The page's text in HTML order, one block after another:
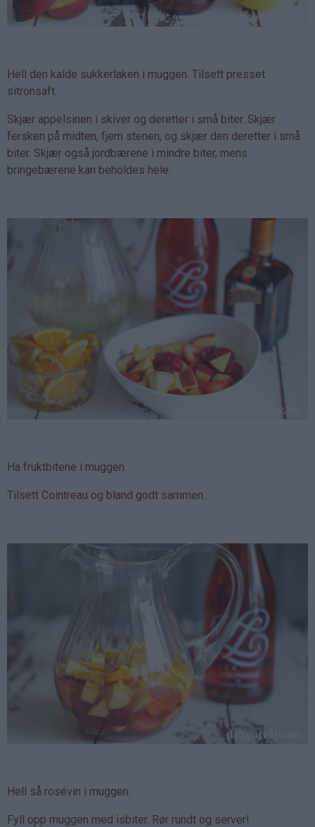
Hell den kalde sukkerlaken i muggen. Tilsett presset
sitronsaft.
Skjær appelsinen i skiver og deretter i små biter. Skjær
fersken på midten, fjern stenen, og skjær den deretter i små
biter. Skjær også jordbærene i mindre biter, mens
bringebærene kan beholdes hele.
Ha fruktbitene i muggen.
Tilsett Cointreau og bland godt sammen.
Hell så rosévin i muggen.
Fyll opp muggen med isbiter. Rør rundt og server!